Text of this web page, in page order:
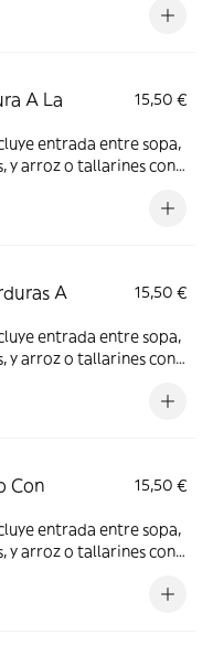
A La
15,50 €
entrada entre sopa,
y arroz o tallarines con
A
15,50 €
entrada entre sopa,
y arroz o tallarines con
Con
15,50 €
entrada entre sopa,
y arroz o tallarines con